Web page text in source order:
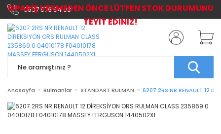
0507 576 64 03
Anasayfa Rulmanlar STANDART RULMAN 6207 2RS NR RENAULT 12
SİPARİŞ VERMEDEN ÖNCE LÜTFEN STOK DURUMUNU
TEYİT EDİNİZ!